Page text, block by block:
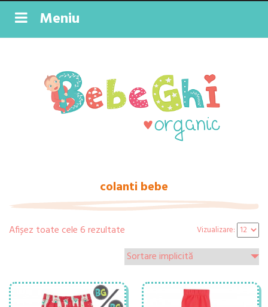
Meniu
colanti bebe
Afișez toate cele 6 rezultate Vizualizare: